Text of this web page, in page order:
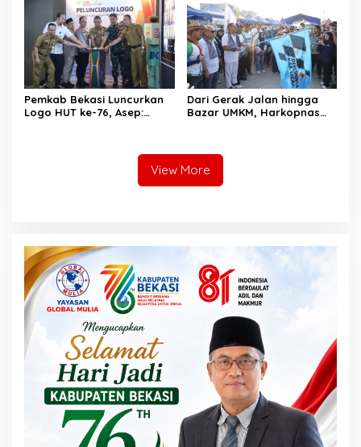
“Bangkit Bersama”
Pemkab Bekasi Luncurkan
Logo HUT ke-76, Asep:
Dari Gerak Jalan hingga
Bazar UMKM, Harkopnas
View More